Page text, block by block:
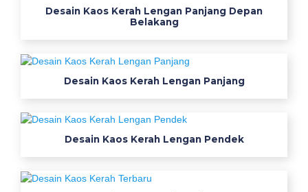
Desain Kaos Kerah Lengan Panjang Depan
Belakang
Desain Kaos Kerah Lengan Panjang
Desain Kaos Kerah Lengan Pendek